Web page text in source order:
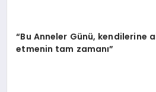
“Bu Anneler Günü, kendilerine
etmenin tam zamanı”